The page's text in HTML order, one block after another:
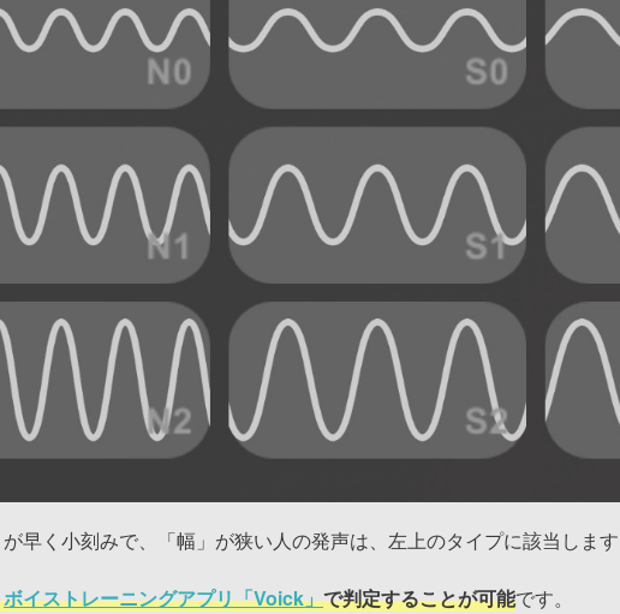
早く小刻みで、「幅」が狭い人の発声は、左上のタイプに該当しま
ボイストレーニングアプリ「Voick」で判定することが可能です。